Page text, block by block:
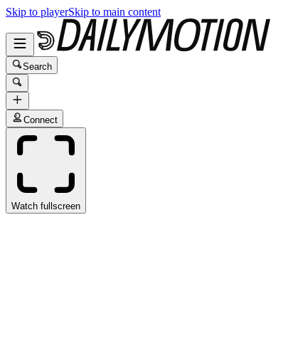
Skip to playerSkip to main content
Search
Connect
Watch fullscreen